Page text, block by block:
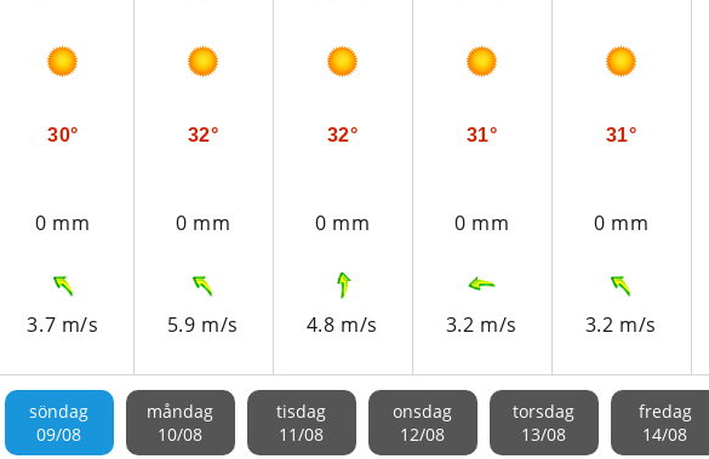
söndag
09/08
30°
0 mm
3.7 m/s
32°
0 mm
5.9 m/s
32°
0 mm
4.8 m/s
31°
0 mm
3.2 m/s
31°
0 mm
3.2 m/s
måndag
10/08
tisdag
11/08
onsdag
12/08
torsdag
13/08
fredag
14/08